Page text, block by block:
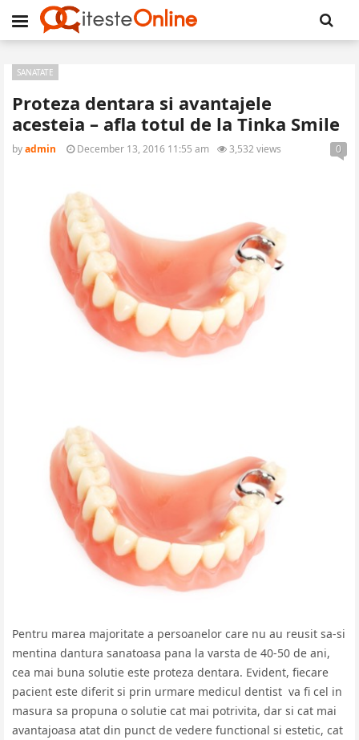
Proteza dentara si avantajele
acesteia – afla totul de la Tinka Smile
SANATATE
byadmin December 13, 2016 11:55 am 3,532 views 0
Pentru marea majoritate a persoanelor care nu au reusit sa-si
mentina dantura sanatoasa pana la varsta de 40-50 de ani,
cea mai buna solutie este proteza dentara. Evident, fiecare
pacient este diferit si prin urmare medicul dentist va fi cel in
masura sa propuna o solutie cat mai potrivita, dar si cat mai
avantajoasa atat din punct de vedere functional si estetic, cat